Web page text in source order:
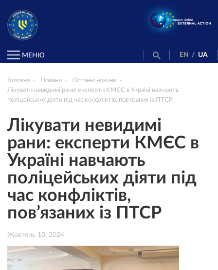
МЕНЮ EN / UA
Головна Новини
Останні новини
Лікувати невидимі рани: експерти КМЄС в Україні навчають
поліцейських діяти під час конфліктів, пов’язаних із ПТСР
Лікувати невидимі
рани: експерти КМЄС в
Україні навчають
поліцейських діяти під
час конфліктів,
пов’язаних із ПТСР
Жовтень 10, 2024